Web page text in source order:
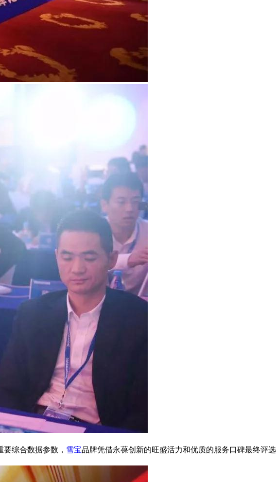
综合数据参数， 雪宝品牌凭借永葆创新的旺盛活力和优质的服务口碑最终评选